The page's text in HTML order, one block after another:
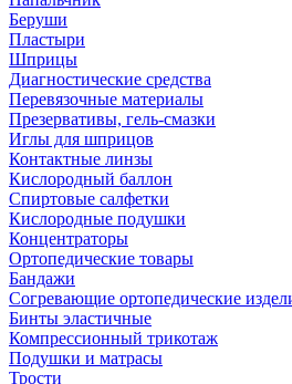
Беруши
Пластыри
Шприцы
Диагностические средства
Перевязочные материалы
Презервативы, гель-смазки
Иглы для шприцов
Контактные линзы
Кислородный баллон
Спиртовые салфетки
Кислородные подушки
Концентраторы
Ортопедические товары
Бандажи
Согревающие ортопедические
Бинты эластичные
Компрессионный трикотаж
Подушки и матрасы
Трости